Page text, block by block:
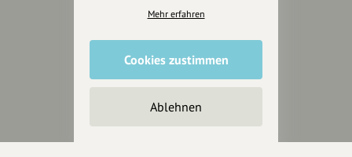
hey.bayern ist ein Projekt von
wollen.
Inhalte vorschlagen
Mehr erfahren
Cookies zustimmen
Ablehnen